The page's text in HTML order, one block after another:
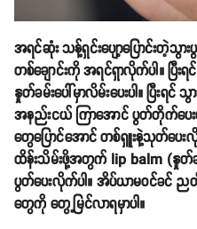
အရင်ဆုံး သန့်ရှင်းပျော့ပြောင်းတဲ့
တစ်ချောင်းကို အရင်ရှာလိုက်ပါ။ ပြီ
နှုတ်ခမ်းပေါ်မှာလိမ်းပေးပါ။ ပြီးရ
အနည်းငယ် ကြာအောင် ပွတ်တိုက်ပေး
တွေပြောင်အောင် တစ်ရှူးနဲ့သုတ်ပေ
ထိန်းသိမ်းဖို့အတွက် lip balm (နှုတ်
ပွတ်ပေးလိုက်ပါ။ အိပ်ယာမဝင်ခင် ည
တွေကို တွေ့မြင်လာရမှာပါ။